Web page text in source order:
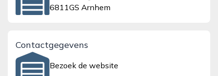
6811GS Arnhem
Contactgegevens
Bezoek de website